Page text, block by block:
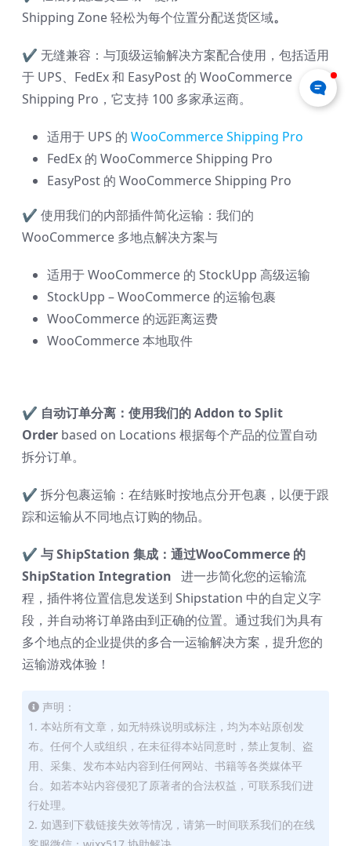
Shipping Zone 轻松为每个位置分配送货区域。
✔ 无缝兼容：与顶级运输解决方案配合使用，包括适用
于 UPS、FedEx 和 EasyPost 的 WooCommerce
Shipping Pro，它支持 100 多家承运商。
适用于 UPS 的 WooCommerce Shipping Pro
FedEx 的 WooCommerce Shipping Pro
EasyPost 的 WooCommerce Shipping Pro
✔ 使用我们的内部插件简化运输：我们的
WooCommerce 多地点解决方案与
适用于 WooCommerce 的 StockUpp 高级运输
StockUpp – WooCommerce 的运输包裹
WooCommerce 的远距离运费
WooCommerce 本地取件
✔ 自动订单分离：使用我们的 Addon toSplit
Order based on Locations 根据每个产品的位置自动
拆分订单。
✔ 拆分包裹运输：在结账时按地点分开包裹，以便于跟
踪和运输从不同地点订购的物品。
✔ 与 ShipStation 集成：通过WooCommerce 的
ShipStation Integration 进一步简化您的运输流
程，插件将位置信息发送到 Shipstation 中的自定义字
段，并自动将订单路由到正确的位置。通过我们为具有
多个地点的企业提供的多合一运输解决方案，提升您的
运输游戏体验！
声明：
1. 本站所有文章，如无特殊说明或标注，均为本站原创发
布。任何个人或组织，在未征得本站同意时，禁止复制、盗
用、采集、发布本站内容到任何网站、书籍等各类媒体平
台。如若本站内容侵犯了原著者的合法权益，可联系我们进
行处理。
2. 如遇到下载链接失效等情况，请第一时间联系我们的在线